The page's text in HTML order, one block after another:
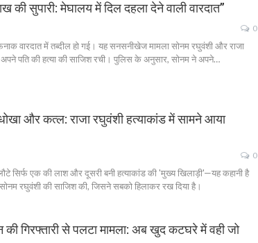
सुपारी: मेघालय में दिल दहला देने वाली वारदात”
0
वारदात में तब्दील हो गई। यह सनसनीखेज मामला सोनम रघुवंशी और राजा
अपने पति की हत्या की साजिश रची। पुलिस के अनुसार, सोनम ने अपने…
और कत्ल: राजा रघुवंशी हत्याकांड में सामने आया
0
सिर्फ एक की लाश और दूसरी बनी हत्याकांड की 'मुख्य खिलाड़ी'—यह कहानी है
रघुवंशी की साजिश की, जिसने सबको हिलाकर रख दिया है।
गिरफ्तारी से पलटा मामला: अब खुद कटघरे में वही जो